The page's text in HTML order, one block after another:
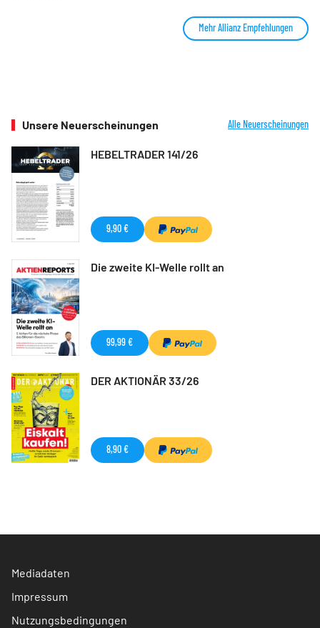
Mehr Allianz Empfehlungen
Unsere Neuerscheinungen Alle Neuerscheinungen
HEBELTRADER 141/26
9,90 €
Die zweite KI-Welle rollt an
99,99 €
DER AKTIONÄR 33/26
8,90 €
Mediadaten
Impressum
Nutzungsbedingungen